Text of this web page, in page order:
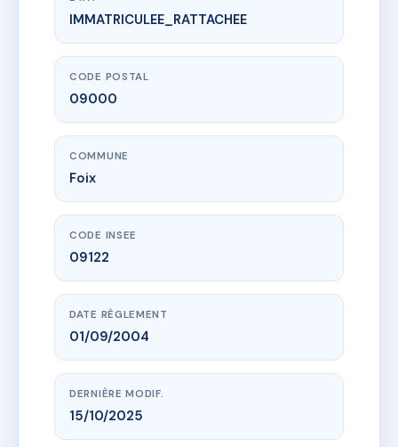
www.vme.plus/AC6651822
Résidence Les Trois Tours
1B av sibian
IMMATRICULEE_RATTACHEE
CODE POSTAL
09000
COMMUNE
Foix
CODE INSEE
09122
DATE RÈGLEMENT
01/09/2004
DERNIÈRE MODIF.
15/10/2025